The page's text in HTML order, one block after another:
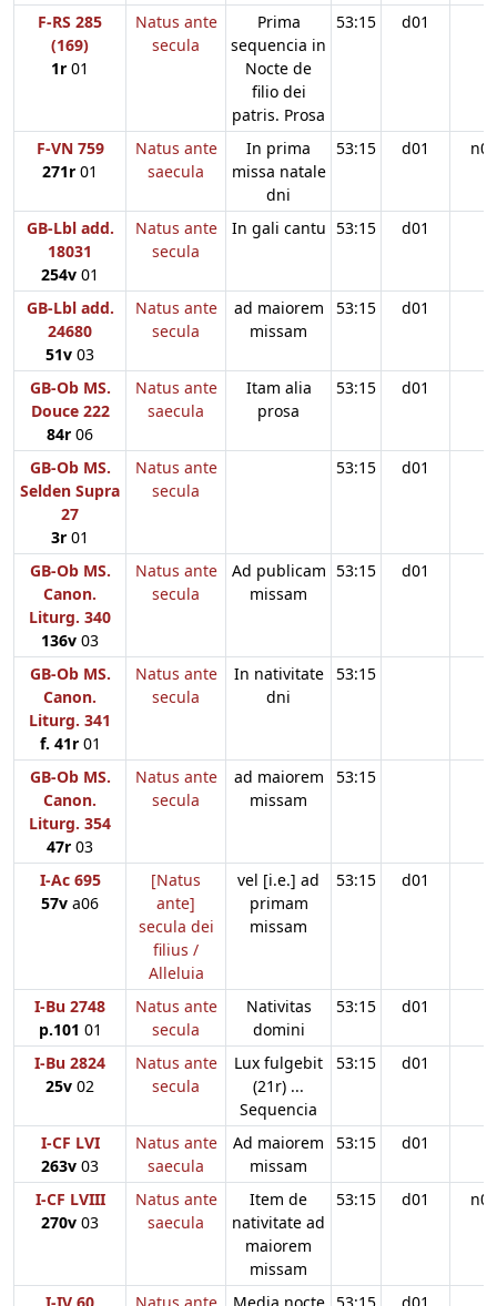
F-RS 285
(169)
1r 01
Natus ante
secula
Prima
sequencia in
Nocte de
filio dei
patris. Prosa
53:15 d01
F-VN 759
271r 01
Natus ante
saecula
In prima
missa natale
dni
53:15 d01 n01
GB-Lbl add.
18031
254v 01
Natus ante
secula
In gali cantu 53:15 d01
GB-Lbl add.
24680
51v 03
Natus ante
secula
ad maiorem
missam
53:15 d01
GB-Ob MS.
Douce 222
84r 06
Natus ante
saecula
Itam alia
prosa
53:15 d01
GB-Ob MS.
Selden Supra
27
3r 01
Natus ante
secula
53:15 d01
GB-Ob MS.
Canon.
Liturg. 340
136v 03
Natus ante
secula
Ad publicam
missam
53:15 d01
GB-Ob MS.
Canon.
Liturg. 341
f. 41r01
Natus ante
secula
In nativitate
dni
53:15
GB-Ob MS.
Canon.
Liturg. 354
47r 03
Natus ante
secula
ad maiorem
missam
53:15
I-Ac 695
57v a06
[Natus
ante]
secula dei
filius /
Alleluia
vel [i.e.] ad
primam
missam
53:15 d01
I-Bu 2748
p.101 01
Natus ante
secula
Nativitas
domini
53:15 d01
I-Bu 2824
25v 02
Natus ante
secula
Lux fulgebit
(21r) ...
Sequencia
53:15 d01
I-CF LVI
263v 03
Natus ante
saecula
Ad maiorem
missam
53:15 d01
I-CF LVIII
270v 03
Natus ante
saecula
Item de
nativitate ad
maiorem
missam
53:15 d01 n01